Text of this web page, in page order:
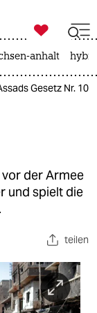

taz zahl ich
anhalt
Gesetz Nr. 10
der Armee
und spielt die
teilen